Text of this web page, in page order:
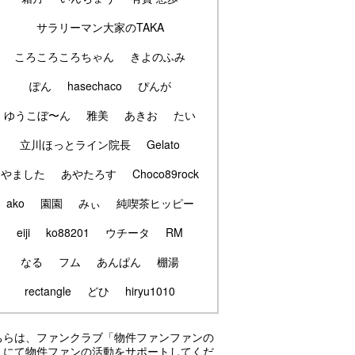
サラリーマン大家のTAKA
ころころころちゃん
きよのふみ
ぽん
hasechaco
ぴんが
ゆうこぼ〜ん
雅美 あきお
たい
立川ほっとライン院長
Gelato
やました
あやたろす
Choco89rock
ako
園園 みぃ
純喫茶ヒッピー
eiji
ko88201 ウチータ
RM
なる
フム あんぱん
棚湯
rectangle
どひ hiryu1010
らは、ファンクラブ「物件ファンファンの
にて物件ファンの活動をサポートしてくだ